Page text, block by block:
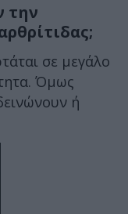
την
σε μεγάλο
Όμως
ή